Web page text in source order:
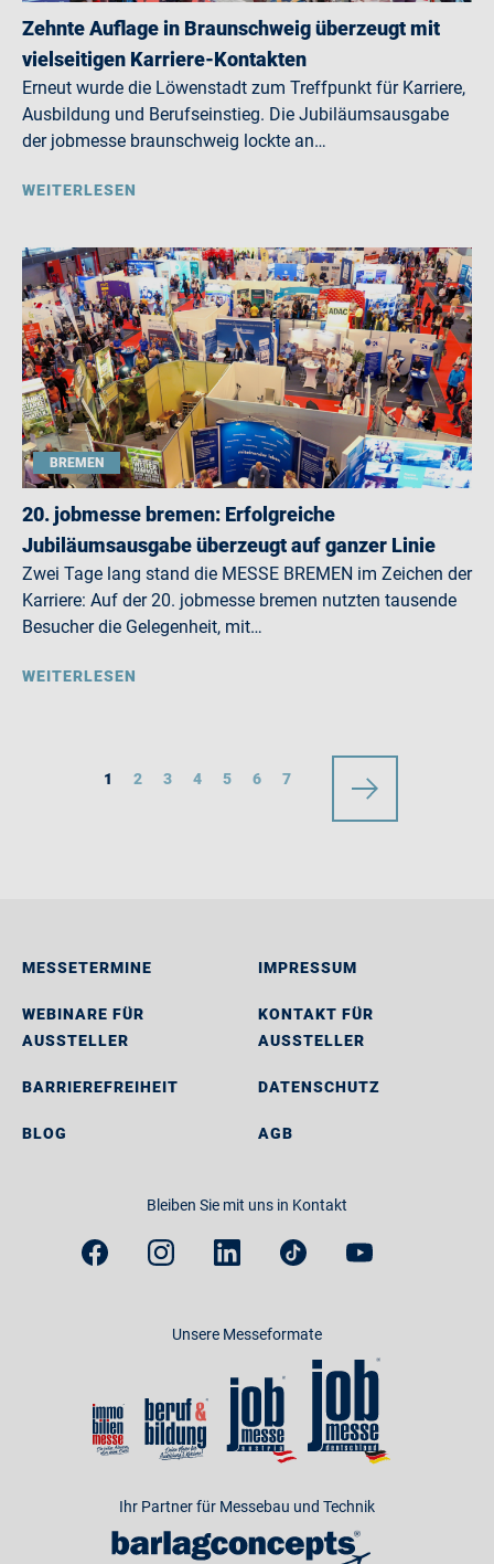
Zehnte Auflage in Braunschweig überzeugt mit
vielseitigen Karriere-Kontakten
Erneut wurde die Löwenstadt zum Treffpunkt für Karriere,
Ausbildung und Berufseinstieg. Die Jubiläumsausgabe
der jobmesse braunschweig lockte an…
WEITERLESEN
BREMEN
20. jobmesse bremen: Erfolgreiche
Jubiläumsausgabe überzeugt auf ganzer Linie
Zwei Tage lang stand die MESSE BREMEN im Zeichen der
Karriere: Auf der 20. jobmesse bremen nutzten tausende
Besucher die Gelegenheit, mit…
WEITERLESEN
1 2 3 4 5 6 7
MESSETERMINE
WEBINARE FÜR
AUSSTELLER
BARRIEREFREIHEIT
BLOG
IMPRESSUM
KONTAKT FÜR
AUSSTELLER
DATENSCHUTZ
AGB
Bleiben Sie mit uns in Kontakt
Unsere Messeformate
Ihr Partner für Messebau und Technik